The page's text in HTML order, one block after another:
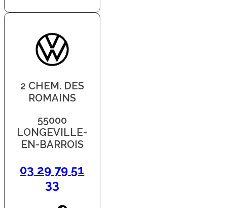
2 CHEM. DES
ROMAINS
55000
LONGEVILLE-
EN-BARROIS
03 29 79 51
33